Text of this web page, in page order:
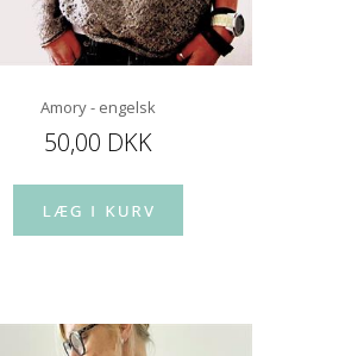
Amory - engelsk
50,00 DKK